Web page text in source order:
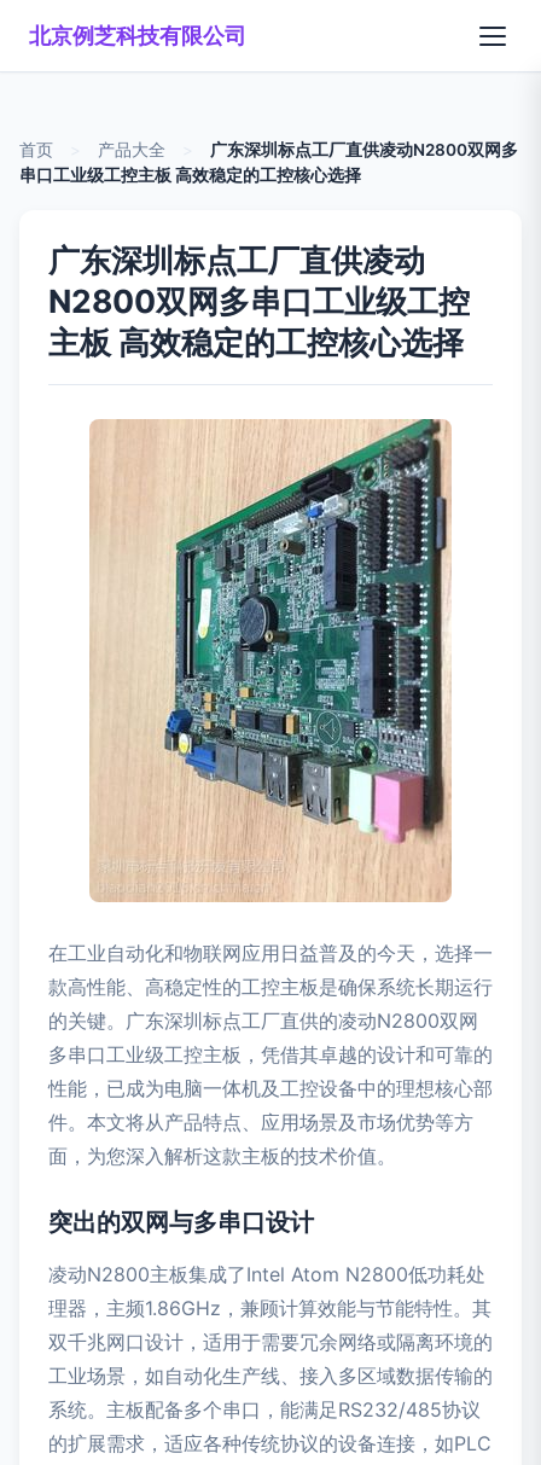
北京例芝科技有限公司
首页 产品大全
广东深圳标点工厂直供凌动N2800双网多
串口工业级工控主板 高效稳定的工控核心选择
广东深圳标点工厂直供凌动
N2800双网多串口工业级工控
主板 高效稳定的工控核心选择
在工业自动化和物联网应用日益普及的今天，选择一
款高性能、高稳定性的工控主板是确保系统长期运行
的关键。广东深圳标点工厂直供的凌动N2800双网
多串口工业级工控主板，凭借其卓越的设计和可靠的
性能，已成为电脑一体机及工控设备中的理想核心部
件。本文将从产品特点、应用场景及市场优势等方
面，为您深入解析这款主板的技术价值。
突出的双网与多串口设计
凌动N2800主板集成了Intel Atom N2800低功耗处
理器，主频1.86GHz，兼顾计算效能与节能特性。其
双千兆网口设计，适用于需要冗余网络或隔离环境的
工业场景，如自动化生产线、接入多区域数据传输的
系统。主板配备多个串口，能满足RS232/485协议
的扩展需求，适应各种传统协议的设备连接，如PLC